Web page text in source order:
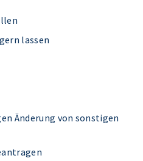
lassen
Änderung von sonstigen